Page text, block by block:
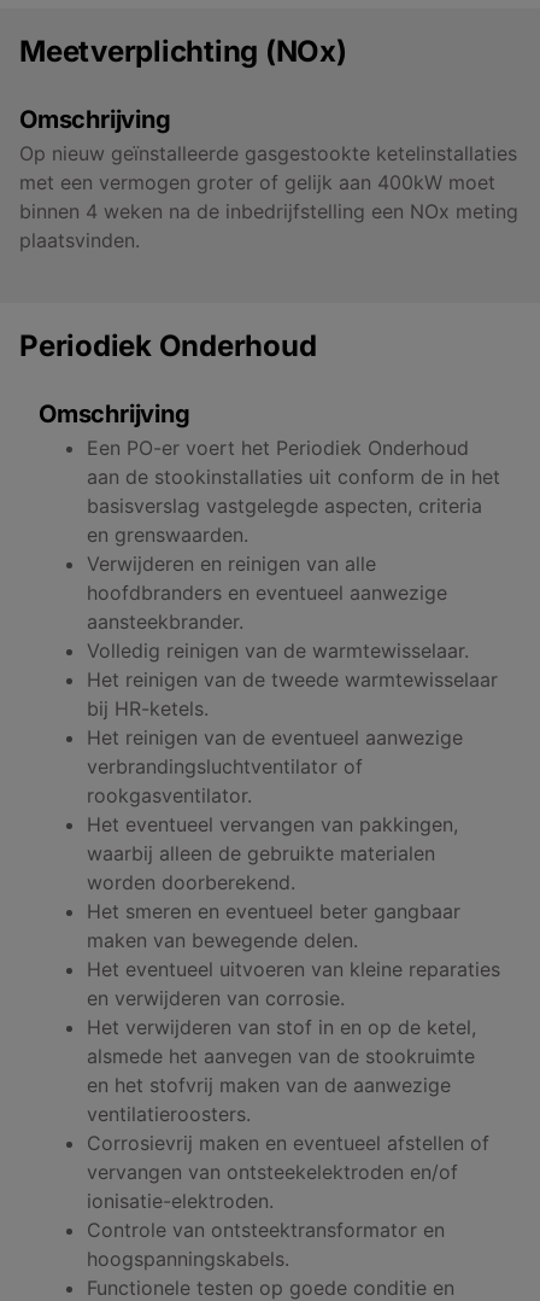
Meetverplichting (NOx)
Omschrijving
Op nieuw geïnstalleerde gasgestookte ketelinstallaties
met een vermogen groter of gelijk aan 400kW moet
binnen 4 weken na de inbedrijfstelling een NOx meting
plaatsvinden.
Periodiek Onderhoud
Omschrijving
Een PO-er voert het Periodiek Onderhoud
aan de stookinstallaties uit conform de in het
basisverslag vastgelegde aspecten, criteria
en grenswaarden.
Verwijderen en reinigen van alle
hoofdbranders en eventueel aanwezige
aansteekbrander.
Volledig reinigen van de warmtewisselaar.
Het reinigen van de tweede warmtewisselaar
bij HR-ketels.
Het reinigen van de eventueel aanwezige
verbrandingsluchtventilator of
rookgasventilator.
Het eventueel vervangen van pakkingen,
waarbij alleen de gebruikte materialen
worden doorberekend.
Het smeren en eventueel beter gangbaar
maken van bewegende delen.
Het eventueel uitvoeren van kleine reparaties
en verwijderen van corrosie.
Het verwijderen van stof in en op de ketel,
alsmede het aanvegen van de stookruimte
en het stofvrij maken van de aanwezige
ventilatieroosters.
Corrosievrij maken en eventueel afstellen of
vervangen van ontsteekelektroden en/of
ionisatie-elektroden.
Controle van ontsteektransformator en
hoogspanningskabels.
Functionele testen op goede conditie en